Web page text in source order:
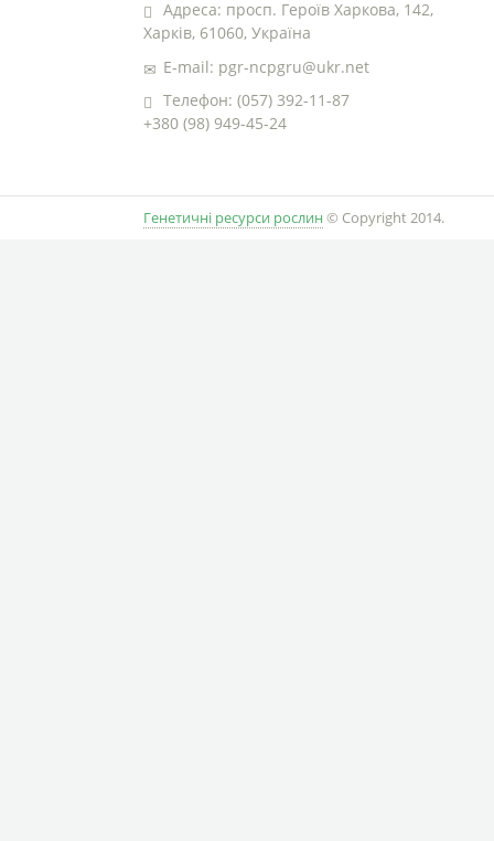
Адреса: просп. Героїв Харкова, 142,
Харків, 61060, Україна
E-mail: pgr-ncpgru@ukr.net
Телефон: (057) 392-11-87
+380 (98) 949-45-24
Генетичні ресурси рослин © Copyright 2014.